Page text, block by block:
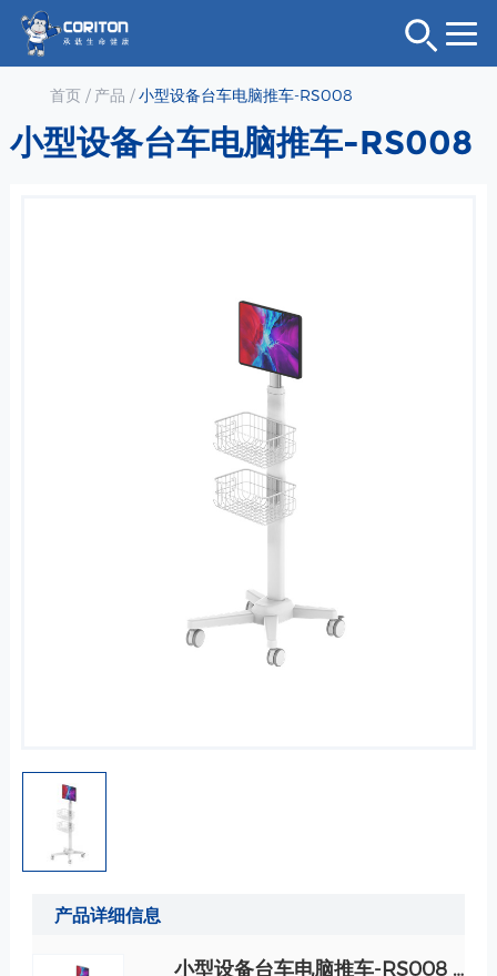
首页/ 产品 /小型设备台车电脑推车-RS008
小型设备台车电脑推车-RS008
产品详细信息
小型设备台车电脑推车-RS008 规格